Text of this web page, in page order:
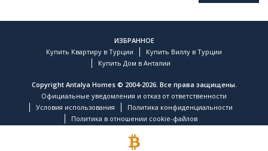
ИЗБРАННОЕ
Купить Квартиру в Турции
Купить Виллу в Турции
Купить Дом в Анталии
Copyright Antalya Homes © 2004-2026. Все права защищены.
Официальные уведомления и отказ от ответственности
Условия использования
Политика конфиденциальности
Политика в отношении cookie-файлов